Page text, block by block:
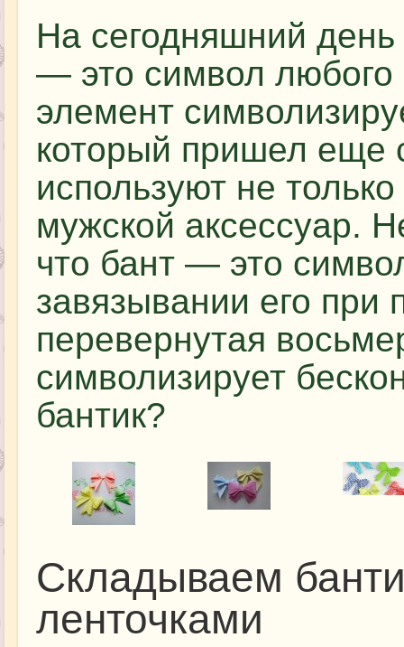
На сегодняшний
— это символ любого
элемент
который пришел еще
используют не
мужской аксессуар.
что бант — это
завязывании его при
перевернутая
символизирует
бантик?
Складываем
ленточками